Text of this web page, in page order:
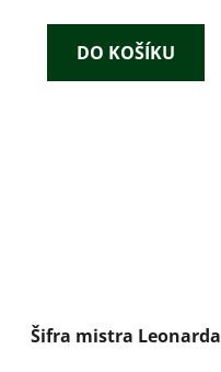
DO KOŠÍKU
Šifra mistra Leonarda